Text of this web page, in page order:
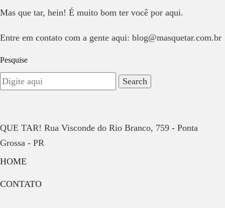
Mas que tar, hein! É muito bom ter você por aqui.
Entre em contato com a gente aqui: blog@masquetar.com.br
Pesquise
QUE TAR! Rua Visconde do Rio Branco, 759 - Ponta
Grossa - PR
HOME
CONTATO